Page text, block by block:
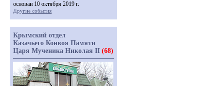
основан 10 октября 2019 г.
Другие события
Крымский отдел
Казачьего Конвоя Памяти
Царя Мученика Николая II (68)